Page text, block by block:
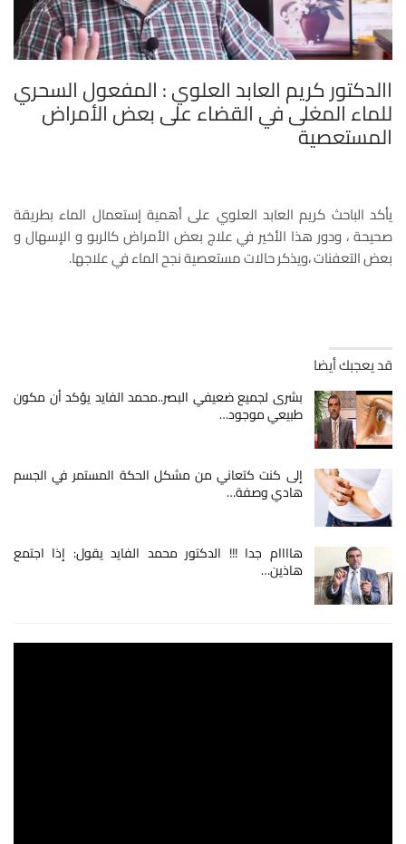
االدكتور كريم العابد العلوي : المفعول السحري
للماء المغلى في القضاء على بعض الأمراض
المستعصية
يأكد الباحث كريم العابد العلوي على أهمية إستعمال الماء بطريقة
صحيحة ، ودور هذا الأخير في علاج بعض الأمراض كالربو و الإسهال و
بعض التعفنات ،ويذكر حالات مستعصية نجح الماء في علاجها.
قد يعجبك أيضا
بشرى لجميع ضعيفي البصر..محمد الفايد يؤكد أن مكون
طبيعي موجود…
إلى كنت كتعاني من مشكل الحكة المستمر في الجسم
هادي وصفة…
هاااام جدا !!! الدكتور محمد الفايد يقول: إذا اجتمع
هاذين…